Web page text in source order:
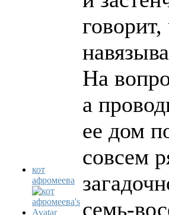
кот
афромеева
На
а
ее дом
совсем
семь-